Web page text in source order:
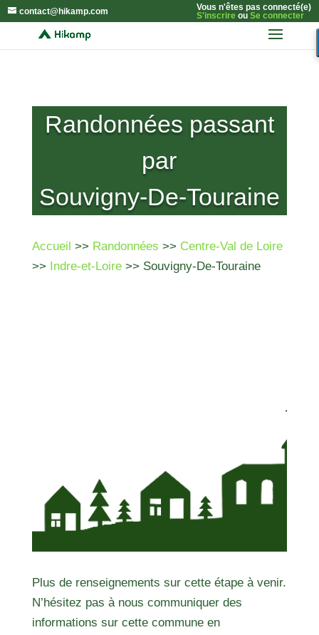
contact@hikamp.com
Vous n'êtes pas connecté(e)
S'inscrireou Se connecter
Randonnées passant
par
Souvigny-De-Touraine
Accueil >> Randonnées >> Centre-Val de Loire
>> Indre-et-Loire>> Souvigny-De-Touraine
Plus de renseignements sur cette étape à venir.
N’hésitez pas à nous communiquer des
informations sur cette commune en